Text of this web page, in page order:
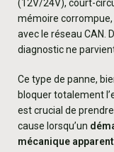
(12V/24V), court-
mémoire
avec le réseau CAN.
diagnostic ne
Ce type de panne,
bloquer totalement
est crucial de
cause lorsqu’un
mécanique